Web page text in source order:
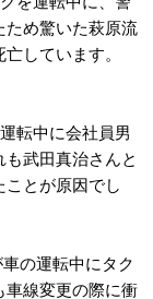
ため驚いた萩原流
しています。
転中に会社員男
武田真治さんと
とが原因でし
の運転中にタク
車線変更の際に衝